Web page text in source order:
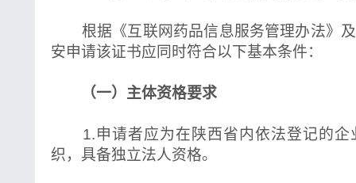
根据《互联网药品信息服务管理办法》及
安申请该证书应同时符合以下基本条件：
（一）主体资格要求
1.申请者应为在陕西省内依法登记的企
织，具备独立法人资格。